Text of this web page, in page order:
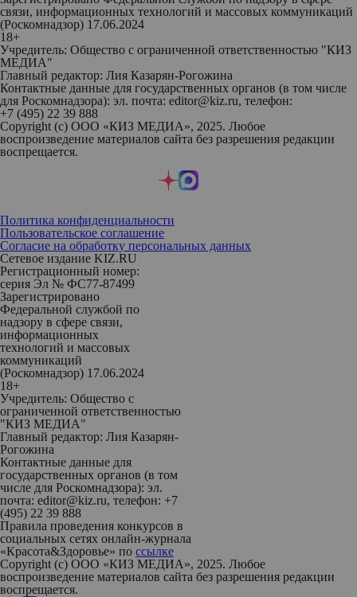
связи, информационных технологий и массовых коммуникаций
(Роскомнадзор) 17.06.2024
18+
Учредитель: Общество с ограниченной ответственностью "КИЗ
МЕДИА"
Главный редактор: Лия Казарян-Рогожина
Контактные данные для государственных органов (в том числе
для Роскомнадзора): эл. почта: editor@kiz.ru, телефон:
+7 (495) 22 39 888
Copyright (с) ООО «КИЗ МЕДИА», 2025. Любое
воспроизведение материалов сайта без разрешения редакции
воспрещается.
Политика конфиденциальности
Пользовательское соглашение
Согласие на обработку персональных данных
Сетевое издание KIZ.RU
Регистрационный номер:
серия Эл № ФС77-87499
Зарегистрировано
Федеральной службой по
надзору в сфере связи,
информационных
технологий и массовых
коммуникаций
(Роскомнадзор) 17.06.2024
18+
Учредитель: Общество с
ограниченной ответственностью
"КИЗ МЕДИА"
Главный редактор: Лия Казарян-
Рогожина
Контактные данные для
государственных органов (в том
числе для Роскомнадзора): эл.
почта: editor@kiz.ru, телефон: +7
(495) 22 39 888
Правила проведения конкурсов в
социальных сетях онлайн-журнала
«Красота&Здоровье» по ссылке
Copyright (с) ООО «КИЗ МЕДИА», 2025. Любое
воспроизведение материалов сайта без разрешения редакции
воспрещается.